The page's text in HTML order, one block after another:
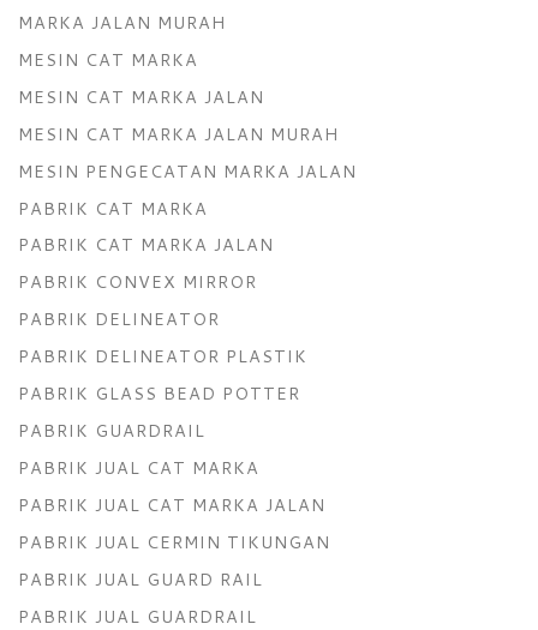
MARKA JALAN MURAH
MESIN CAT MARKA
MESIN CAT MARKA JALAN
MESIN CAT MARKA JALAN MURAH
MESIN PENGECATAN MARKA JALAN
PABRIK CAT MARKA
PABRIK CAT MARKA JALAN
PABRIK CONVEX MIRROR
PABRIK DELINEATOR
PABRIK DELINEATOR PLASTIK
PABRIK GLASS BEAD POTTER
PABRIK GUARDRAIL
PABRIK JUAL CAT MARKA
PABRIK JUAL CAT MARKA JALAN
PABRIK JUAL CERMIN TIKUNGAN
PABRIK JUAL GUARD RAIL
PABRIK JUAL GUARDRAIL